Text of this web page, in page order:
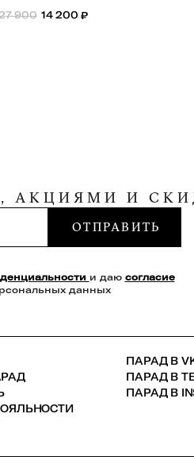
27 900
14 200 ₽
АКЦИЯМИ И
ОТПРАВИТЬ
и даю согласие
данных
ПАРАД В
ПАРАД В
ПАРАД В